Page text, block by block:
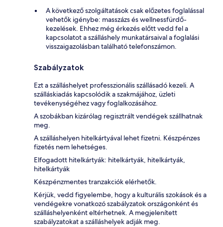
A következő szolgáltatások csak előzetes foglalással
vehetők igénybe: masszázs és wellnessfürdő-
kezelések. Ehhez még érkezés előtt vedd fel a
kapcsolatot a szálláshely munkatársaival a foglalási
visszaigazolásban található telefonszámon.
Szabályzatok
Ezt a szálláshelyet professzionális szállásadó kezeli. A
szálláskiadás kapcsolódik a szakmájához, üzleti
tevékenységéhez vagy foglalkozásához.
A szobákban kizárólag regisztrált vendégek szállhatnak
meg.
A szálláshelyen hitelkártyával lehet fizetni. Készpénzes
fizetés nem lehetséges.
Elfogadott hitelkártyák: hitelkártyák, hitelkártyák,
hitelkártyák
Készpénzmentes tranzakciók elérhetők.
Kérjük, vedd figyelembe, hogy a kulturális szokások és a
vendégekre vonatkozó szabályzatok országonként és
szálláshelyenként eltérhetnek. A megjelenített
szabályzatokat a szálláshelyek adják meg.